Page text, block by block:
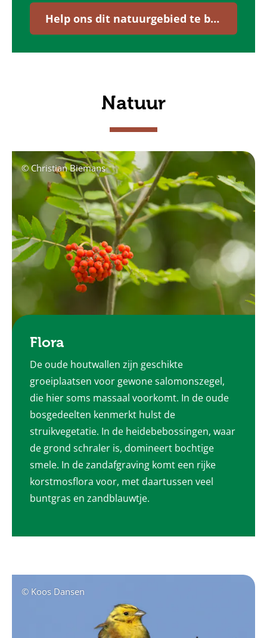
Help ons dit natuurgebied te beheren
Natuur
© Christian Biemans
Flora
De oude houtwallen zijn geschikte
groeiplaatsen voor gewone salomonszegel,
die hier soms massaal voorkomt. In de oude
bosgedeelten kenmerkt hulst de
struikvegetatie. In de heidebebossingen, waar
de grond schraler is, domineert bochtige
smele. In de zandafgraving komt een rijke
korstmosflora voor, met daartussen veel
buntgras en zandblauwtje.
© Koos Dansen